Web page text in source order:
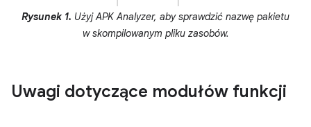
Rysunek 1. Użyj APK Analyzer, aby sprawdzić nazwę pakietu
w skompilowanym pliku zasobów.
Uwagi dotyczące modułów funkcji